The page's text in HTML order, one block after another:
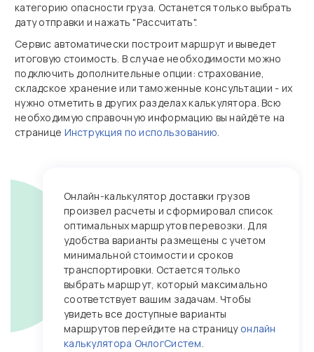
категорию опасности груза. Останется только выбрать
дату отправки и нажать "Рассчитать".
Сервис автоматически построит маршрут и выведет
итоговую стоимость. В случае необходимости можно
подключить дополнительные опции: страхование,
складское хранение или таможенные консультации - их
нужно отметить в других разделах калькулятора. Всю
необходимую справочную информацию вы найдёте на
странице Инструкция по использованию.
Онлайн‑калькулятор доставки грузов
произвел расчеты и сформировал список
оптимальных маршрутов перевозки. Для
удобства варианты размещены с учетом
минимальной стоимости и сроков
транспортировки. Остается только
выбрать маршрут, который максимально
соответствует вашим задачам. Чтобы
увидеть все доступные варианты
маршрутов перейдите на страницу онлайн
калькулятора ОнлогСистем.